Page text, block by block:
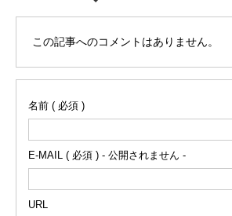
この記事へのコメントはありません。
名前 ( 必須 )
E-MAIL ( 必須 ) - 公開されません -
URL